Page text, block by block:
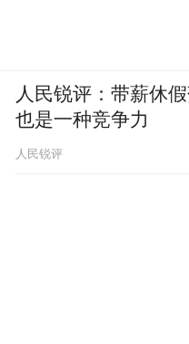
人民锐评：带薪休假
也是一种竞争力
人民锐评